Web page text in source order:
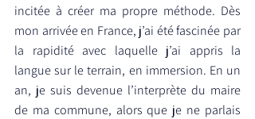
incitée à créer ma propre méthode. Dès
mon arrivée en France, j’ai été fascinée par
la rapidité avec laquelle j’ai appris la
langue sur le terrain, en immersion. En un
an, je suis devenue l’interprète du maire
de ma commune, alors que je ne parlais